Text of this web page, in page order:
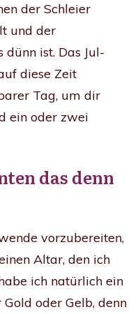
der Schleier
und der
ist. Das Jul-
diese Zeit
Tag, um dir
ein oder zwei
das denn
vorzubereiten,
Altar, den ich
ich natürlich ein
oder Gelb, denn